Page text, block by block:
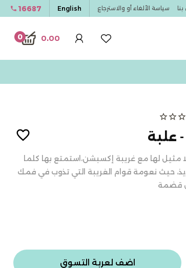
سياسة الألغاء أو والاسترجاع English
16687
0.00
0
star_outline
star_outline
star_outline
علبة
مثيل لها مع غريبة إكسبشن،استمتع بها كلما
حيث نعومة قوام الغريبة التي تذوب في فمك
قضمة
اضف لعربة التسوق